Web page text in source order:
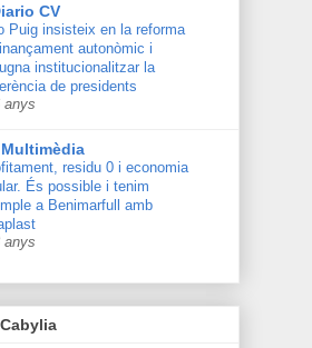
CV
Puig insisteix en la reforma
autonòmic i
institucionalitzar la
de presidents
anys
residu 0 i economia
És possible i tenim
a Benimarfull amb
anys